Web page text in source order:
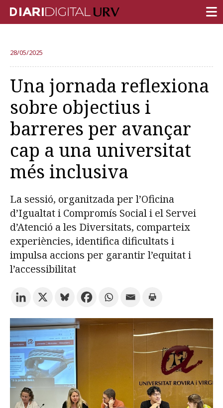
RECERCA
DOCÈNCIA
INSTITUCIÓ
VIDA AL CAMPUS
COMUNITAT URV
REPORTATGES
Prova la cerca avançada
CATALÀ ESPAÑOL
28/05/2025
Una jornada reflexiona
sobre objectius i
barreres per avançar
cap a una universitat
més inclusiva
La sessió, organitzada per l’Oficina
d’Igualtat i Compromís Social i el Servei
d’Atenció a les Diversitats, comparteix
experiències, identifica dificultats i
impulsa accions per garantir l’equitat i
l’accessibilitat